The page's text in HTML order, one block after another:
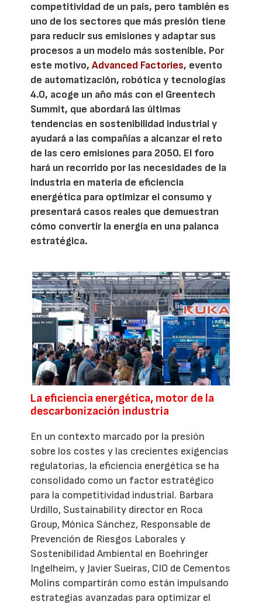
competitividad de un país, pero también es
uno de los sectores que más presión tiene
para reducir sus emisiones y adaptar sus
procesos a un modelo más sostenible. Por
este motivo,Advanced Factories, evento
de automatización, robótica y tecnologías
4.0, acoge un año más con el Greentech
Summit, que abordará las últimas
tendencias en sostenibilidad industrial y
ayudará a las compañías a alcanzar el reto
de las cero emisiones para 2050. El foro
hará un recorrido por las necesidades de la
industria en materia de eficiencia
energética para optimizar el consumo y
presentará casos reales que demuestran
cómo convertir la energía en una palanca
estratégica.
La eficiencia energética, motor de la
descarbonización industria
En un contexto marcado por la presión
sobre los costes y las crecientes exigencias
regulatorias, la eficiencia energética se ha
consolidado como un factor estratégico
para la competitividad industrial. Barbara
Urdillo, Sustainability director en Roca
Group, Mónica Sánchez, Responsable de
Prevención de Riesgos Laborales y
Sostenibilidad Ambiental en Boehringer
Ingelheim, y Javier Sueiras, CIO de Cementos
Molins compartirán como están impulsando
estrategias avanzadas para optimizar el